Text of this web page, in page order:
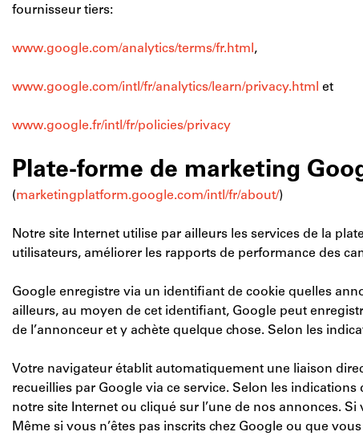
fournisseur tiers:
www.google.com/analytics/terms/fr.html,
www.google.com/intl/fr/analytics/learn/privacy.html et
www.google.fr/intl/fr/policies/privacy
Plate-forme de marketing
(marketingplatform.google.com/intl/fr/about/)
Notre site Internet utilise par ailleurs les services de la
utilisateurs, améliorer les rapports de performance des
Google enregistre via un identifiant de cookie quelles
ailleurs, au moyen de cet identifiant, Google peut
de l’annonceur et y achète quelque chose. Selon les
Votre navigateur établit automatiquement une liaison
recueillies par Google via ce service. Selon les
notre site Internet ou cliqué sur l’une de nos annonces.
Même si vous n’êtes pas inscrits chez Google ou que